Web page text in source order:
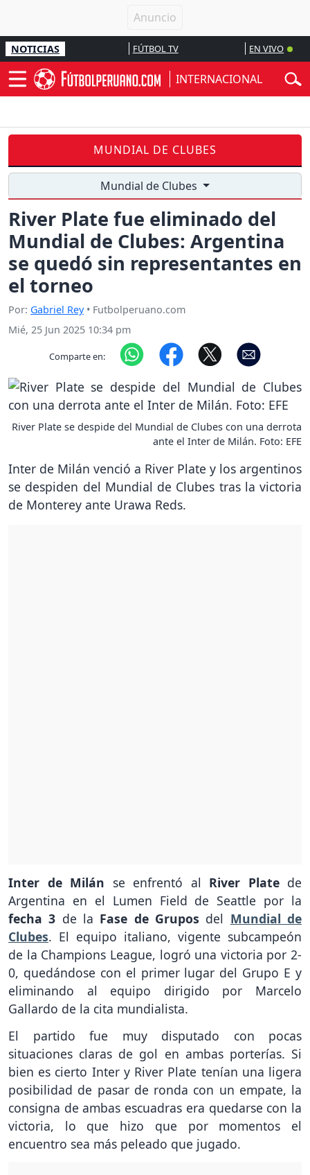
NOTICIAS FÚTBOL TV EN VIVO
INTERNACIONAL
MUNDIAL DE CLUBES
Mundial de Clubes
River Plate fue eliminado del
Mundial de Clubes: Argentina
se quedó sin representantes en
el torneo
Por: Gabriel Rey• Futbolperuano.com
Mié, 25 Jun 2025 10:34 pm
Comparte en:
River Plate se despide del Mundial de Clubes con una derrota
ante el Inter de Milán. Foto: EFE
Inter de Milán venció a River Plate y los argentinos
se despiden del Mundial de Clubes tras la victoria
de Monterey ante Urawa Reds.
Inter de Milán se enfrentó al River Platede
Argentina en el Lumen Field de Seattle por la
fecha 3 de la Fase de Grupos del Mundial de
Clubes. El equipo italiano, vigente subcampeón
de la Champions League, logró una victoria por 2-
0, quedándose con el primer lugar del Grupo E y
eliminando al equipo dirigido por Marcelo
Gallardo de la cita mundialista.
El partido fue muy disputado con pocas
situaciones claras de gol en ambas porterías. Si
bien es cierto Inter y River Plate tenían una ligera
posibilidad de pasar de ronda con un empate, la
consigna de ambas escuadras era quedarse con la
victoria, lo que hizo que por momentos el
encuentro sea más peleado que jugado.